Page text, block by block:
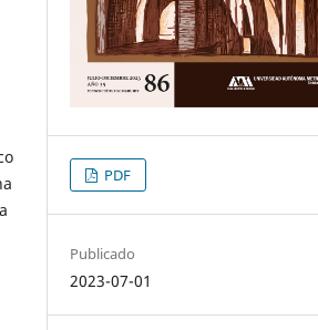
PDF
Publicado
2023-07-01